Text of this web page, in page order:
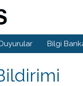
Bilgi